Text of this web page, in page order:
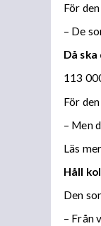
För
– De
Då
113
För
– Men
Läs
Håll
Den
– Från